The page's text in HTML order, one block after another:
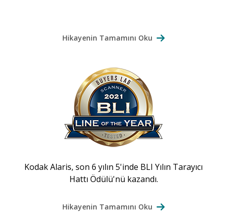
Hikayenin Tamamını Oku
Kodak Alaris, son 6 yılın 5'inde BLI Yılın Tarayıcı
Hattı Ödülü'nü kazandı.
Hikayenin Tamamını Oku